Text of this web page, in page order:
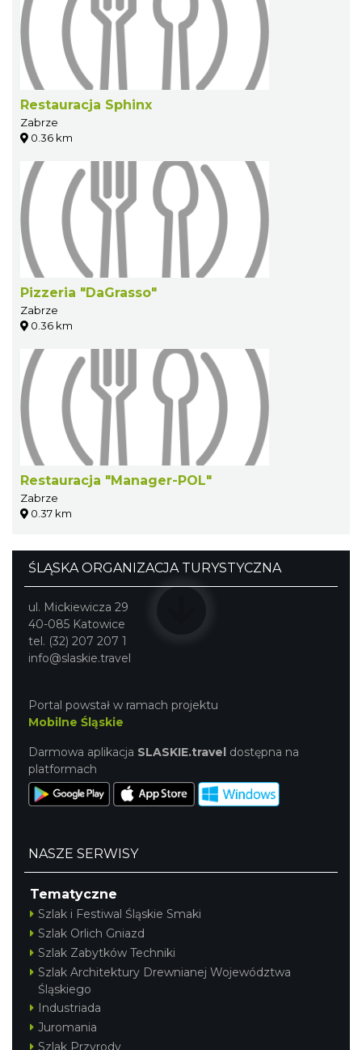
Restauracja Sphinx
Zabrze
0.36 km
Pizzeria "DaGrasso"
Zabrze
0.36 km
Restauracja "Manager-POL"
Zabrze
0.37 km
ŚLĄSKA ORGANIZACJA TURYSTYCZNA
ul. Mickiewicza 29
40-085 Katowice
tel. (32) 207 207 1
info@slaskie.travel
Portal powstał w ramach projektu
Mobilne Śląskie
Darmowa aplikacja SLASKIE.travel dostępna na
platformach
NASZE SERWISY
Tematyczne
Szlak i Festiwal Śląskie Smaki
Szlak Orlich Gniazd
Szlak Zabytków Techniki
Szlak Architektury Drewnianej Województwa
Śląskiego
Industriada
Juromania
Szlak Przyrody